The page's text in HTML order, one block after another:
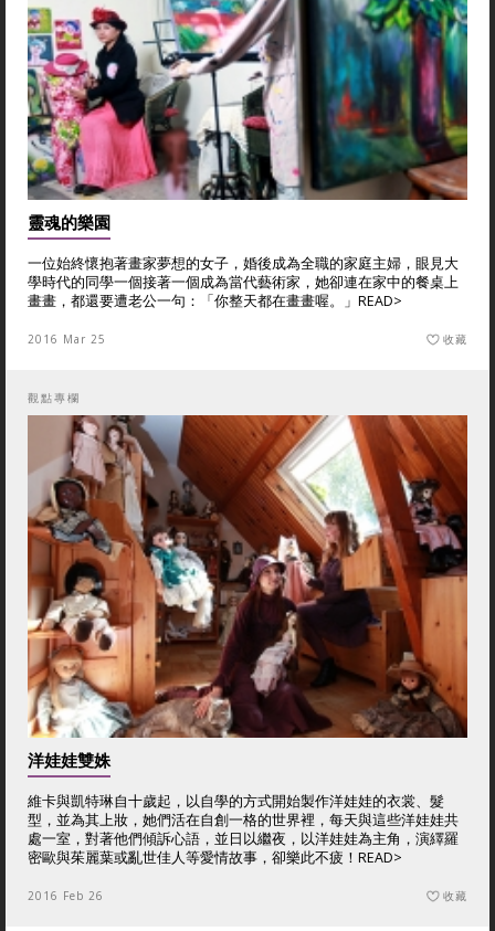
靈魂的樂園
一位始終懷抱著畫家夢想的女子，婚後成為全職的家庭主婦，眼見大
學時代的同學一個接著一個成為當代藝術家，她卻連在家中的餐桌上
畫畫，都還要遭老公一句：「你整天都在畫畫喔。」 READ>
2016 Mar 25 收藏
觀點專欄
洋娃娃雙姝
維卡與凱特琳自十歲起，以自學的方式開始製作洋娃娃的衣裳、髮
型，並為其上妝，她們活在自創一格的世界裡，每天與這些洋娃娃共
處一室，對著他們傾訴心語，並日以繼夜，以洋娃娃為主角，演繹羅
密歐與茱麗葉或亂世佳人等愛情故事，卻樂此不疲！ READ>
2016 Feb 26 收藏